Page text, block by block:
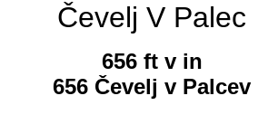
Čevelj V Palec
656 ft v in
656 Čevelj v Palcev